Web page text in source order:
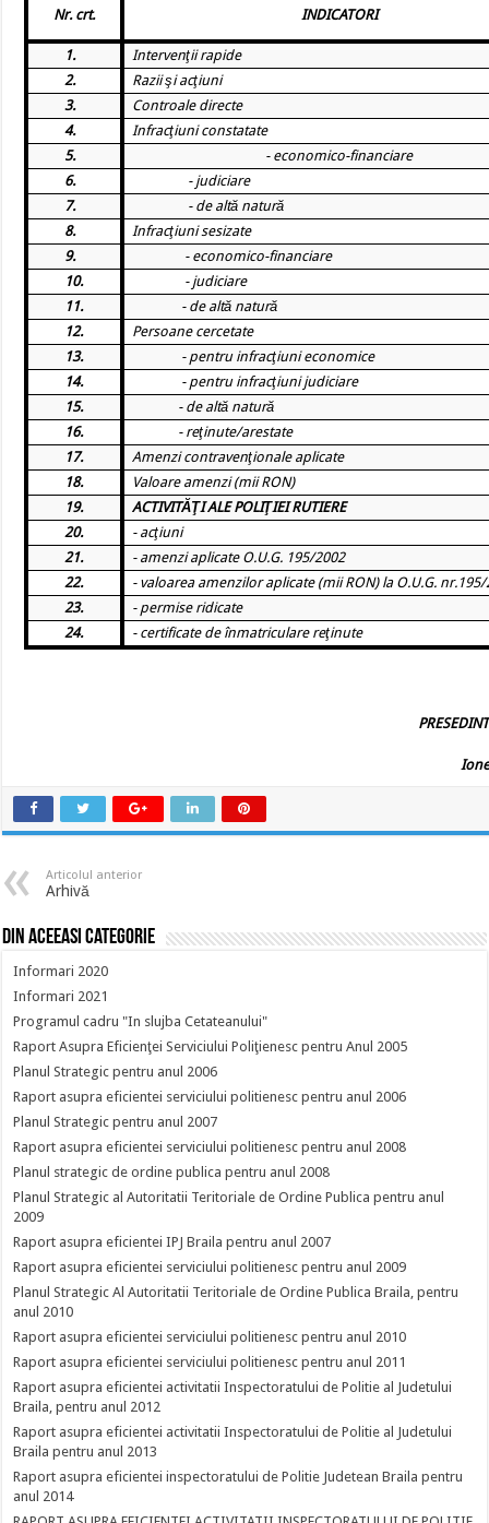
Nr. crt. INDICATORI
1.
Intervenţii rapide
2.
Razii şi acţiuni
3.
Controale directe
4.
Infracţiuni constatate
5.
- economico-financiare
6.
- judiciare
7.
- de altă natură
8.
Infracţiuni sesizate
9.
- economico-financiare
10.
- judiciare
11.
- de altă natură
12.
Persoane cercetate
13.
- pentru infracţiuni economice
14.
- pentru infracţiuni judiciare
15.
- de altă natură
16.
- reţinute/arestate
17.
Amenzi contravenţionale aplicate
18.
Valoare amenzi (mii RON)
19.
ACTIVITĂŢI ALE POLIŢIEI RUTIERE
20.
- acţiuni
21.
- amenzi aplicate O.U.G. 195/2002
22.
- valoarea amenzilor aplicate (mii RON) la O.U.G.
23.
- permise ridicate
24.
- certificate de înmatriculare reţinute
Articolul anterior
Arhivă
Din aceeasi categorie
Informari 2020
Informari 2021
Programul cadru "In slujba Cetateanului"
Raport Asupra Eficienţei Serviciului Poliţienesc pentru Anul 2005
Planul Strategic pentru anul 2006
Raport asupra eficientei serviciului politienesc pentru anul 2006
Planul Strategic pentru anul 2007
Raport asupra eficientei serviciului politienesc pentru anul 2008
Planul strategic de ordine publica pentru anul 2008
Planul Strategic al Autoritatii Teritoriale de Ordine Publica pentru anul
2009
Raport asupra eficientei IPJ Braila pentru anul 2007
Raport asupra eficientei serviciului politienesc pentru anul 2009
Planul Strategic Al Autoritatii Teritoriale de Ordine Publica Braila, pentru
anul 2010
Raport asupra eficientei serviciului politienesc pentru anul 2010
Raport asupra eficientei serviciului politienesc pentru anul 2011
Raport asupra eficientei activitatii Inspectoratului de Politie al Judetului
Braila, pentru anul 2012
Raport asupra eficientei activitatii Inspectoratului de Politie al Judetului
Braila pentru anul 2013
Raport asupra eficientei inspectoratului de Politie Judetean Braila pentru
anul 2014